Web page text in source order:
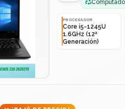
PROCESADOR
Core i5-1245U
1.6GHz (12ª
Generación)